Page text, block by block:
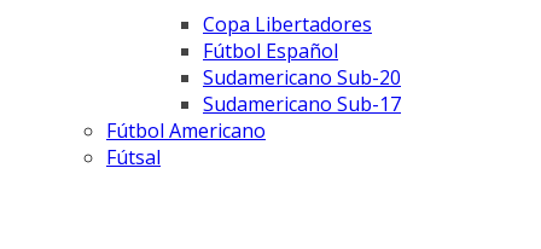
Copa Libertadores
Fútbol Español
Sudamericano Sub-20
Sudamericano Sub-17
Fútbol Americano
Fútsal